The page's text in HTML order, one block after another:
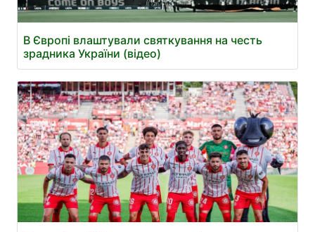
В Європі влаштували святкування на честь
зрадника України (відео)